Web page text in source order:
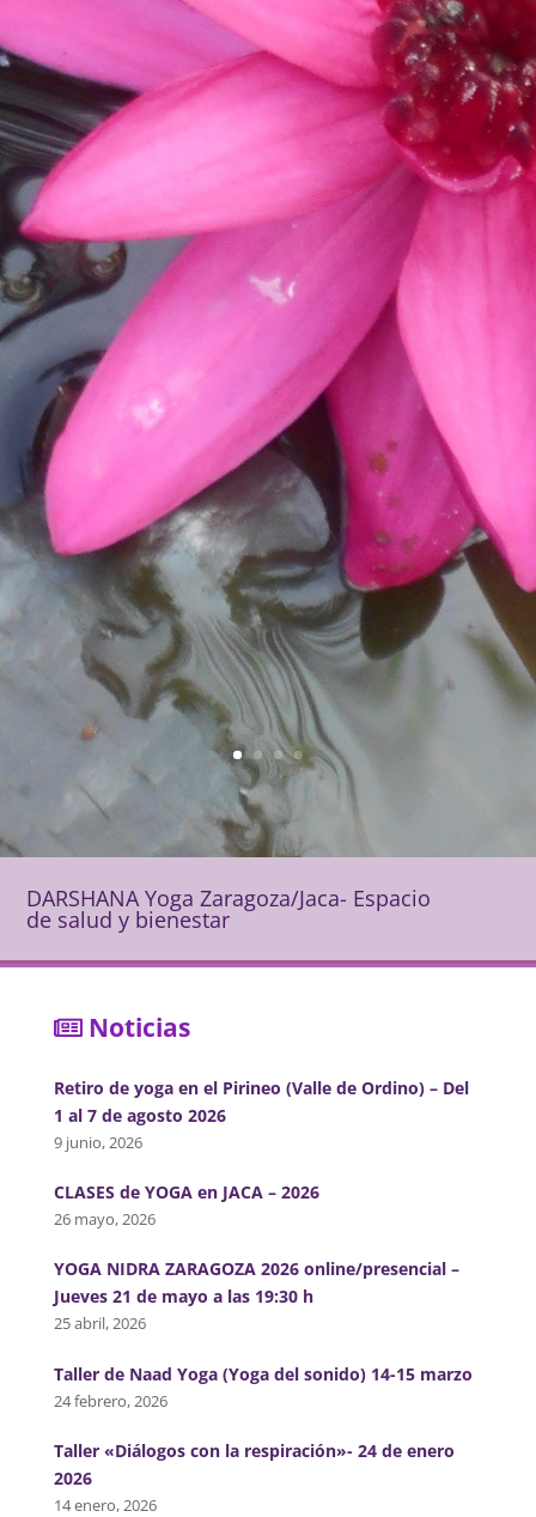
DARSHANA Yoga Zaragoza/Jaca- Espacio
de salud y bienestar
Noticias
Retiro de yoga en el Pirineo (Valle de Ordino) – Del
1 al 7 de agosto 2026
9 junio, 2026
CLASES de YOGA en JACA – 2026
26 mayo, 2026
YOGA NIDRA ZARAGOZA 2026 online/presencial –
Jueves 21 de mayo a las 19:30 h
25 abril, 2026
Taller de Naad Yoga (Yoga del sonido) 14-15 marzo
24 febrero, 2026
Taller «Diálogos con la respiración»- 24 de enero
2026
14 enero, 2026